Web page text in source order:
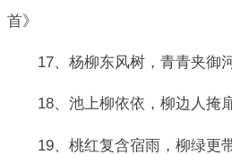
首》
17、杨柳东风树，青青夹御
18、池上柳依依，柳边人掩
19、桃红复含宿雨，柳绿